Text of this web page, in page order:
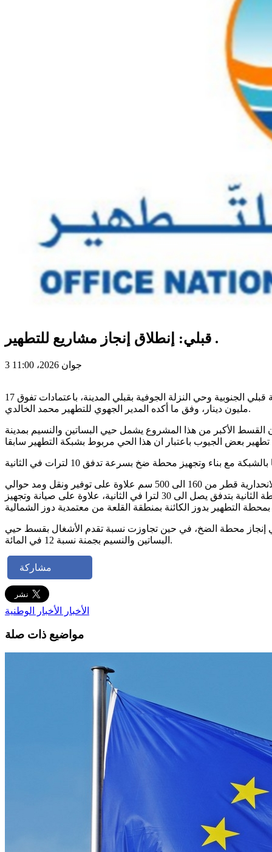
قبلي: إنطلاق إنجاز مشاريع للتطهير .
3 جوان 2026، 11:00
انطلقت مصالح الإدارة الجهوية للديوان الوطني للتطهير، في إنجاز مشروع يجمع بين تطهير حيي البساتين والنسيم بمدينة جمنة من معتمدية قبلي الجنوبية وحي النزلة الجوفية بقبلي المدينة، باعتمادات تفوق 17
مليون دينار، وفق ما أكده المدير الجهوي للتطهير محمد الخالدي.
الأكبر من هذا المشروع يشمل حيي البساتين والنسيم بمدينة
ويتكون القسط الأكبر والخاص بمدينة جمنة من ربط حوالي 1000 مسكن ويشمل توفير ونقل ومد حوالي 27000 متر خطي من القنوات الانحدارية قطر من 160 الى 500 سم علاوة على توفير ونقل ومد حوالي
18000 متر خطي من قنوات ضغط قطر من 250 إلى 400 سم مع بناء وتجهيز محطتي ضخ الأولى بسرعة تدفق 20 لترا في الثانية والمحطة الثانية بتدفق يصل الى 30 لترا في الثانية، علاوة على صيانة وتجهيز
إنجاز محطة الضخ، في حين تجاوزت نسبة تقدم الأشغال بقسط حيي
البساتين والنسيم بجمنة نسبة 12 في المائة.
مشاركة
الأخبار الأخبار الوطنية
مواضيع ذات صلة